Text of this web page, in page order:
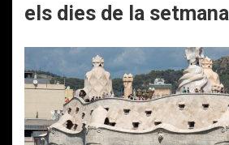
els dies de la setmana